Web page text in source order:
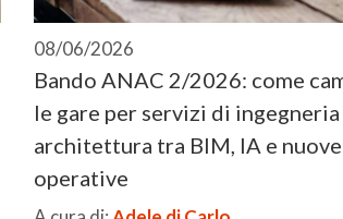
08/06/2026
Bando ANAC 2/2026: come
le gare per servizi di ingegneria
architettura tra BIM, IA e
operative